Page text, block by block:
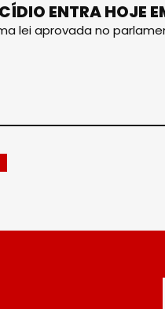
ENTRA HOJE
lei aprovada no